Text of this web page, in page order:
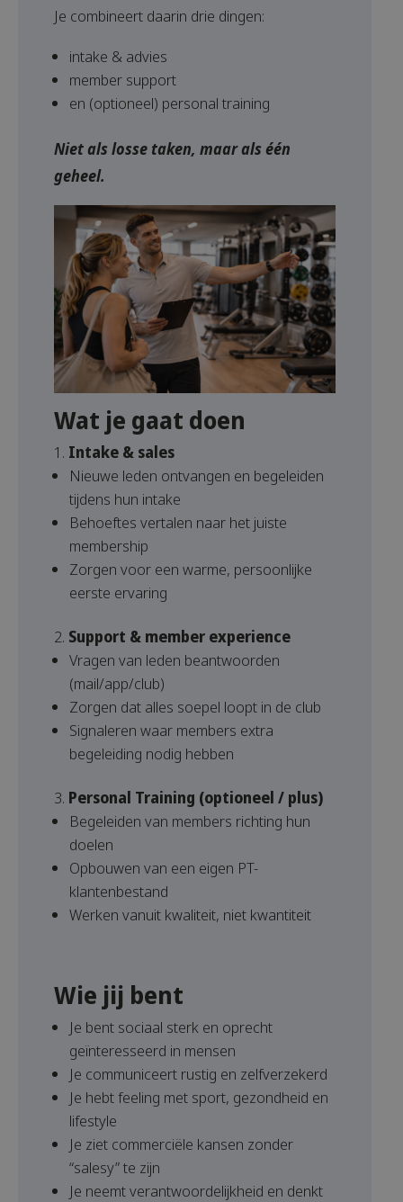
Je combineert daarin drie dingen:
intake & advies
member support
en (optioneel) personal training
Niet als losse taken, maar als één
geheel.
Wat je gaat doen
Intake & sales
Nieuwe leden ontvangen en begeleiden
tijdens hun intake
Behoeftes vertalen naar het juiste
membership
Zorgen voor een warme, persoonlijke
eerste ervaring
Support & member experience
Vragen van leden beantwoorden
(mail/app/club)
Zorgen dat alles soepel loopt in de club
Signaleren waar members extra
begeleiding nodig hebben
Personal Training (optioneel / plus)
Begeleiden van members richting hun
doelen
Opbouwen van een eigen PT-
klantenbestand
Werken vanuit kwaliteit, niet kwantiteit
Wie jij bent
Je bent sociaal sterk en oprecht
geïnteresseerd in mensen
Je communiceert rustig en zelfverzekerd
Je hebt feeling met sport, gezondheid en
lifestyle
Je ziet commerciële kansen zonder
“salesy” te zijn
Je neemt verantwoordelijkheid en denkt